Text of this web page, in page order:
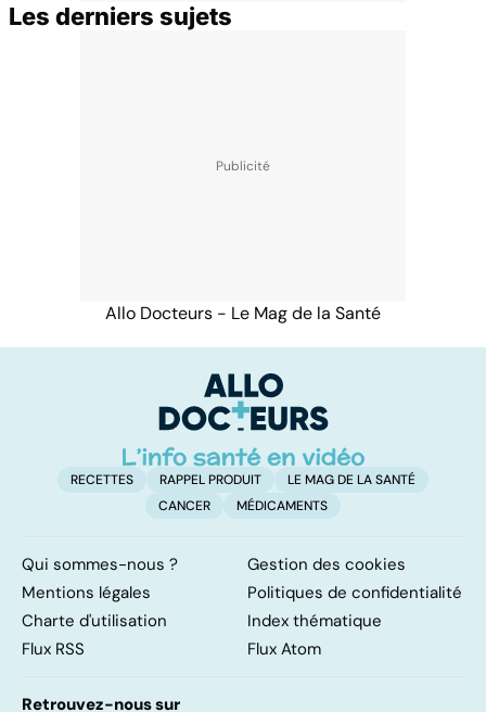
Les derniers sujets
Allo Docteurs - Le Mag de la Santé
RECETTES RAPPEL PRODUIT
LE MAG DE LA SANTÉ
CANCER
MÉDICAMENTS
Qui sommes-nous ?
Gestion des cookies
Mentions légales
Politiques de confidentialité
Charte d'utilisation
Index thématique
Flux RSS
Flux Atom
Retrouvez-nous sur